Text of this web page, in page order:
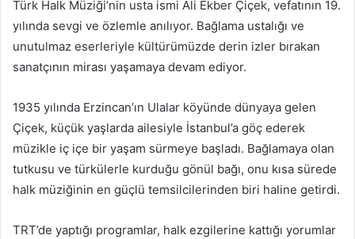
Türk Halk Müziği’nin usta ismi Ali Ekber Çiçek, vefatının 19.
yılında sevgi ve özlemle anılıyor. Bağlama ustalığı ve
unutulmaz eserleriyle kültürümüzde derin izler bırakan
sanatçının mirası yaşamaya devam ediyor.
1935 yılında Erzincan’ın Ulalar köyünde dünyaya gelen
Çiçek, küçük yaşlarda ailesiyle İstanbul’a göç ederek
müzikle iç içe bir yaşam sürmeye başladı. Bağlamaya olan
tutkusu ve türkülerle kurduğu gönül bağı, onu kısa sürede
halk müziğinin en güçlü temsilcilerinden biri haline getirdi.
TRT’de yaptığı programlar, halk ezgilerine kattığı yorumlar